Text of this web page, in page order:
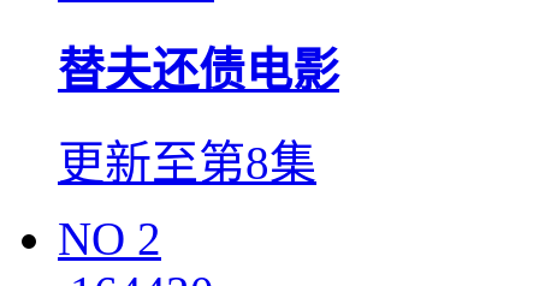
替夫还债电影
更新至第8集
NO 2